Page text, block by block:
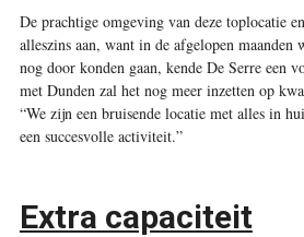
De prachtige omgeving van deze toplocatie
alleszins aan, want in de afgelopen maanden
nog door konden gaan, kende De Serre een
met Dunden zal het nog meer inzetten op
“We zijn een bruisende locatie met alles in
een succesvolle activiteit.”
Extra capaciteit